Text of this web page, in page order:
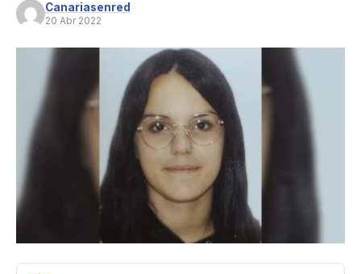
Internacional
Economía
Canariasenred
20 Abr 2022